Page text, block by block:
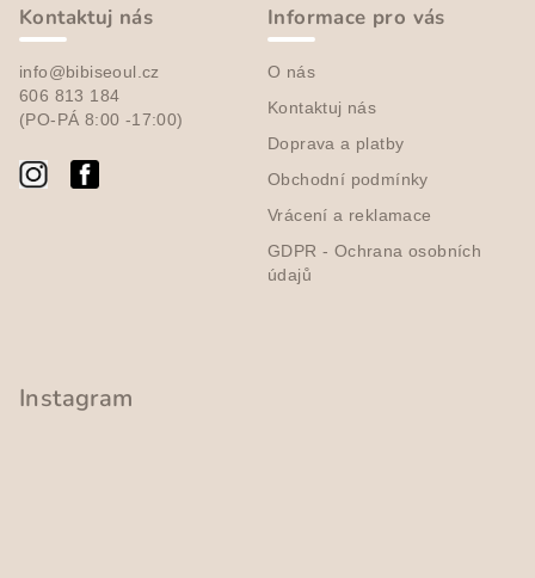
d
a
c
í
r
v
k
y
v
Kontaktuj nás
info@bibiseoul.cz
606 813 184
(PO-PÁ 8:00 -17:00)
Informace pro vás
O nás
Kontaktuj nás
Doprava a platby
Obchodní podmínky
Vrácení a reklamace
GDPR - Ochrana osobních
údajů
Instagram